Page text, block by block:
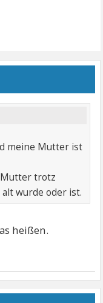
meine Mutter ist
Mutter trotz
wurde oder ist.
heißen.